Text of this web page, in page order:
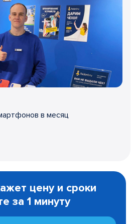
в месяц
цену и сроки
за 1 минуту